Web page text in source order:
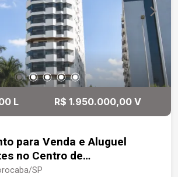
L R$ 1.950.000,00 V
para Venda e Aluguel
no Centro de
SP